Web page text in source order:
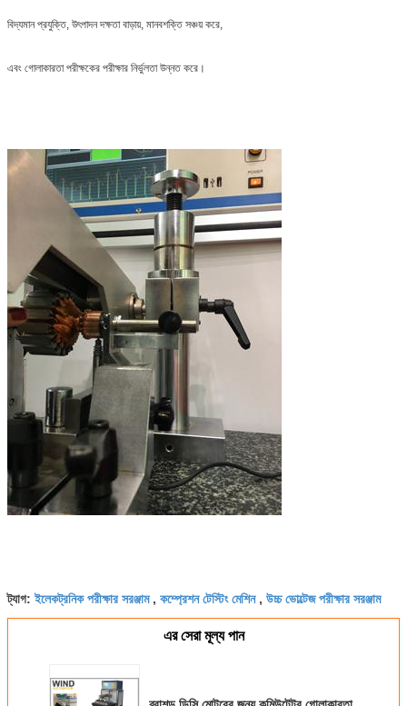
বিদ্যমান প্রযুক্তি, উৎপাদন দক্ষতা বাড়ায়, মানবশক্তি সঞ্চয় করে,
এবং গোলাকারতা পরীক্ষকের পরীক্ষার নির্ভুলতা উন্নত করে।
ট্যাগ:ইলেকট্রনিক পরীক্ষার সরঞ্জাম, কম্প্রেশন টেস্টিং মেশিন, উচ্চ ভোল্টেজ পরীক্ষার সরঞ্জাম
এর সেরা মূল্য পান